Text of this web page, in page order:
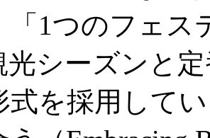
「1つのフェス
光シーズンと
式を採用して